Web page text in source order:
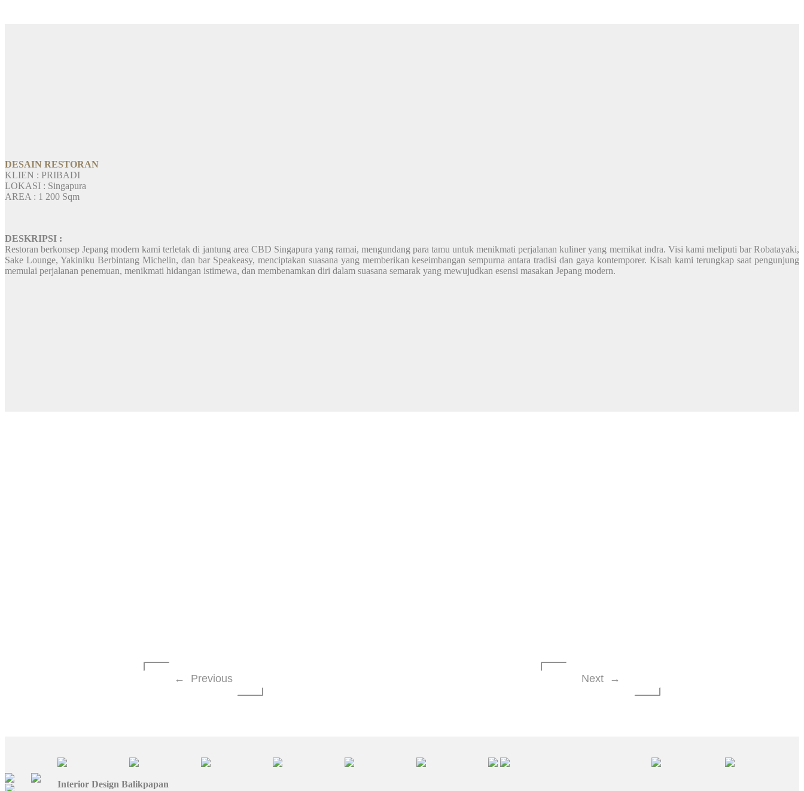
DESAIN RESTORAN
KLIEN : PRIBADI
LOKASI : Singapura
AREA : 1 200 Sqm
DESKRIPSI :
Restoran berkonsep Jepang modern kami terletak di jantung area CBD Singapura yang ramai, mengundang para tamu untuk menikmati perjalanan kuliner yang memikat indra. Visi kami meliputi bar Robatayaki,
Sake Lounge, Yakiniku Berbintang Michelin, dan bar Speakeasy, menciptakan suasana yang memberikan keseimbangan sempurna antara tradisi dan gaya kontemporer. Kisah kami terungkap saat pengunjung
memulai perjalanan penemuan, menikmati hidangan istimewa, dan membenamkan diri dalam suasana semarak yang mewujudkan esensi masakan Jepang modern.
← Previous Next →
Interior Design Balikpapan